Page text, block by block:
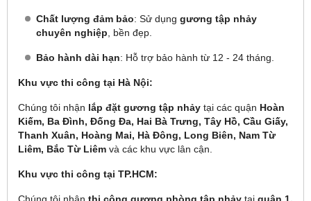
Chất lượng đảm bảo: Sử dụng gương tập nhảy
chuyên nghiệp , bền đẹp.
Bảo hành dài hạn: Hỗ trợ bảo hành từ 12 - 24 tháng.
Khu vực thi công tại Hà Nội:
Chúng tôi nhận lắp đặt gương tập nhảy tại các quận Hoàn
Kiếm, Ba Đình, Đống Đa, Hai Bà Trưng, Tây Hồ, Cầu Giấy,
Thanh Xuân, Hoàng Mai, Hà Đông, Long Biên, Nam Từ
Liêm, Bắc Từ Liêm và các khu vực lân cận.
Khu vực thi công tại TP.HCM:
Chúng tôi nhận thi công gương phòng tập nhảy tại quận 1,